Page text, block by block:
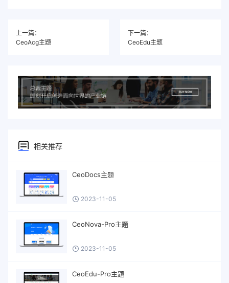
上一篇：
CeoAcg主题
下一篇：
CeoEdu主题
相关推荐
CeoDocs主题
2023-11-05
CeoNova-Pro主题
2023-11-05
CeoEdu-Pro主题